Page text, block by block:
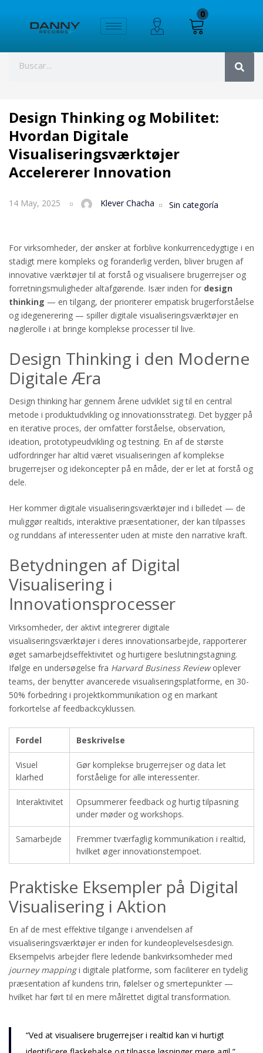
0
Design Thinking og Mobilitet:
Hvordan Digitale
Visualiseringsværktøjer
Accelererer Innovation
14 May, 2025 Klever Chacha Sin categoría
For virksomheder, der ønsker at forblive konkurrencedygtige i en
stadigt mere kompleks og foranderlig verden, bliver brugen af
innovative værktøjer til at forstå og visualisere brugerrejser og
forretningsmuligheder altafgørende. Især inden for design
thinking — en tilgang, der prioriterer empatisk brugerforståelse
og idegenerering — spiller digitale visualiseringsværktøjer en
nøglerolle i at bringe komplekse processer til live.
Design Thinking i den Moderne
Digitale Æra
Design thinking har gennem årene udviklet sig til en central
metode i produktudvikling og innovationsstrategi. Det bygger på
en iterative proces, der omfatter forståelse, observation,
ideation, prototypeudvikling og testning. En af de største
udfordringer har altid været visualiseringen af komplekse
brugerrejser og idekoncepter på en måde, der er let at forstå og
dele.
Her kommer digitale visualiseringsværktøjer ind i billedet — de
muliggør realtids, interaktive præsentationer, der kan tilpasses
og runddans af interessenter uden at miste den narrative kraft.
Betydningen af Digital
Visualisering i
Innovationsprocesser
Virksomheder, der aktivt integrerer digitale
visualiseringsværktøjer i deres innovationsarbejde, rapporterer
øget samarbejdseffektivitet og hurtigere beslutningstagning.
Ifølge en undersøgelse fra Harvard Business Reviewoplever
teams, der benytter avancerede visualiseringsplatforme, en 30-
50% forbedring i projektkommunikation og en markant
forkortelse af feedbackcyklussen.
Fordel Beskrivelse
Visuel
klarhed
Gør komplekse brugerrejser og data let
forståelige for alle interessenter.
Interaktivitet
Opsummerer feedback og hurtig tilpasning
under møder og workshops.
Samarbejde
Fremmer tværfaglig kommunikation i realtid,
hvilket øger innovationstempoet.
Praktiske Eksempler på Digital
Visualisering i Aktion
En af de mest effektive tilgange i anvendelsen af
visualiseringsværktøjer er inden for kundeoplevelsesdesign.
Eksempelvis arbejder flere ledende bankvirksomheder med
journey mappingi digitale platforme, som faciliterer en tydelig
præsentation af kundens trin, følelser og smertepunkter —
hvilket har ført til en mere målrettet digital transformation.
“Ved at visualisere brugerrejser i realtid kan vi hurtigt